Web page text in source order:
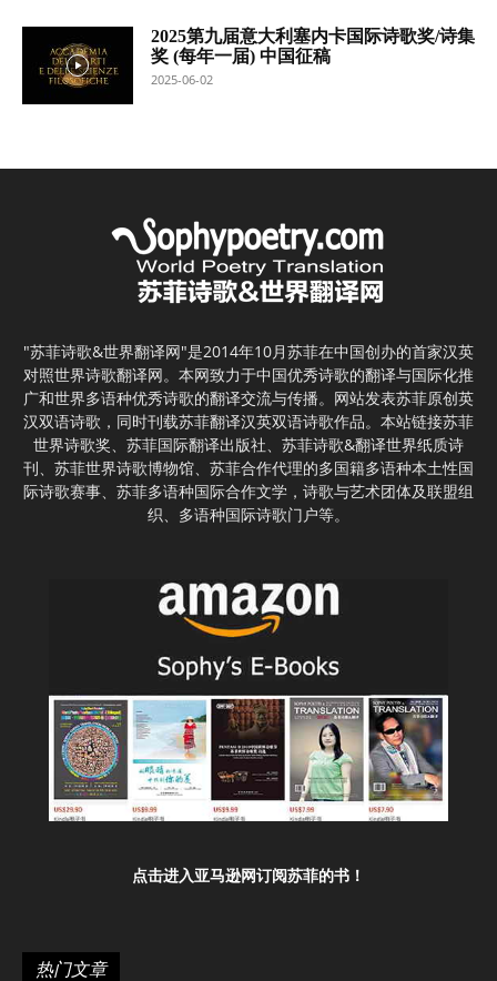
2025第九届意大利塞内卡国际诗歌奖/诗集
奖 (每年一届) 中国征稿
2025-06-02
"苏菲诗歌&世界翻译网"是2014年10月苏菲在中国创办的首家汉英
对照世界诗歌翻译网。本网致力于中国优秀诗歌的翻译与国际化推
广和世界多语种优秀诗歌的翻译交流与传播。网站发表苏菲原创英
汉双语诗歌，同时刊载苏菲翻译汉英双语诗歌作品。本站链接苏菲
世界诗歌奖、苏菲国际翻译出版社、苏菲诗歌&翻译世界纸质诗
刊、苏菲世界诗歌博物馆、苏菲合作代理的多国籍多语种本土性国
际诗歌赛事、苏菲多语种国际合作文学，诗歌与艺术团体及联盟组
织、多语种国际诗歌门户等。
点击进入亚马逊网订阅苏菲的书！
热门文章